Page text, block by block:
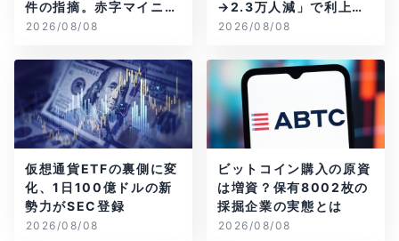
件の指摘。赤字マイニン
グ企業はAIに賭ける
2026/08/08
→2.3万人減」で利上げ
観測後退
2026/08/08
仮想通貨ETFの裏側に変
化、1日100億ドルの新
勢力がSEC登録
2026/08/08
ビットコイン購入の原資
は増資？保有8002枚の
採掘企業の実態とは
2026/08/08